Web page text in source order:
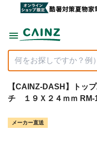
【CAINZ-DASH】トッ
チ １９Ｘ２４ｍｍ RM-
メーカー直送